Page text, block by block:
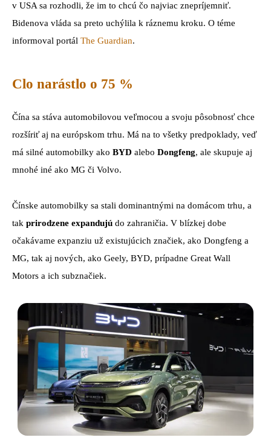
v USA sa rozhodli, že im to chcú čo najviac znepríjemniť.
Bidenova vláda sa preto uchýlila k ráznemu kroku. O téme
informoval portál The Guardian.
Clo narástlo o 75 %
Čína sa stáva automobilovou veľmocou a svoju pôsobnosť chce
rozšíriť aj na európskom trhu. Má na to všetky predpoklady, veď
má silné automobilky ako BYD alebo Dongfeng, ale skupuje aj
mnohé iné ako MG či Volvo.
Čínske automobilky sa stali dominantnými na domácom trhu, a
tak prirodzene expandujú do zahraničia. V blízkej dobe
očakávame expanziu už existujúcich značiek, ako Dongfeng a
MG, tak aj nových, ako Geely, BYD, prípadne Great Wall
Motors a ich subznačiek.